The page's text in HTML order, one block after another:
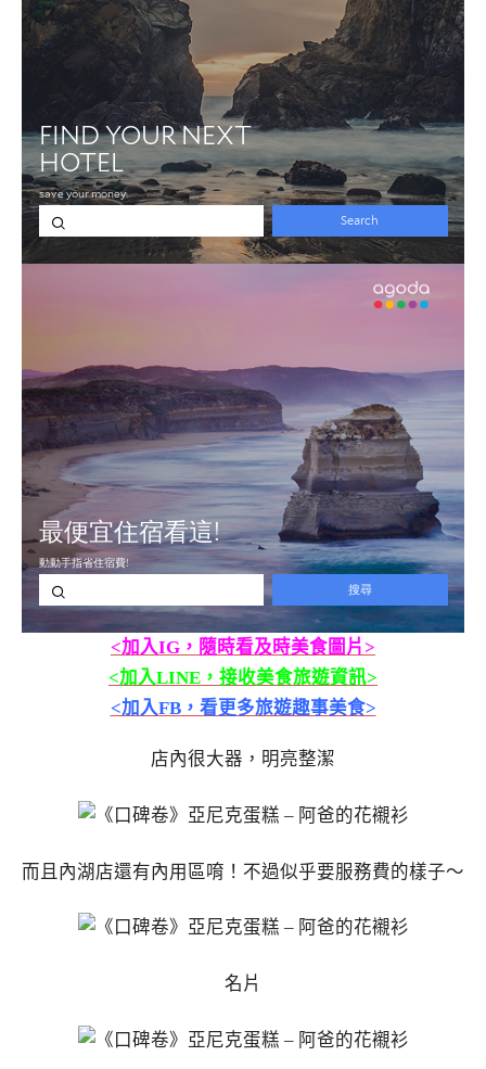
<加入IG，隨時看及時美食圖片>
<加入LINE，接收美食旅遊資訊>
<加入FB，看更多旅遊趣事美食>
店內很大器，明亮整潔
而且內湖店還有內用區唷！不過似乎要服務費的樣子～
名片